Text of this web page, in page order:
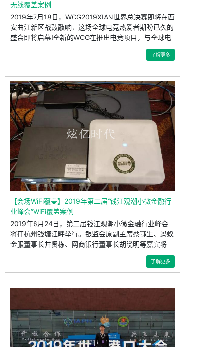
无线覆盖案例
2019年7月18日，WCG2019XIAN世界总决赛即将在西
安曲江新区战鼓敲响，这场全球电竞热爱者期盼已久的
盛会即将启幕!全新的WCG在推出电竞项目，与全球电
了解更多
【会场WiFi覆盖】2019年第二届“钱江观潮小微金融行
业峰会”WiFi覆盖案例
2019年6月24日，第二届钱江观潮小微金融行业峰会
将在杭州钱塘江畔举行。银监会原副主席蔡鄂生、蚂蚁
金服董事长井贤栋、网商银行董事长胡晓明等嘉宾将
了解更多